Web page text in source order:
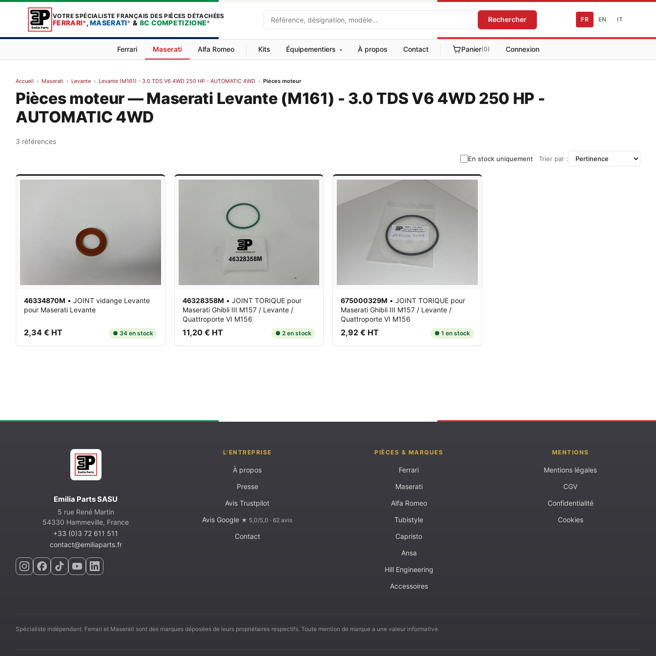
VOTRE SPÉCIALISTE FRANÇAIS DES PIÈCES DÉTACHÉES
FERRARI*,MASERATI* & 8C COMPETIZIONE*
Recherche Rechercher FR EN IT
Ferrari Maserati Alfa Romeo Kits Équipementiers ▾ À propos Contact Panier(0) Connexion
Accueil › Maserati › Levante › Levante (M161) - 3.0 TDS V6 4WD 250 HP - AUTOMATIC 4WD › Pièces moteur
Pièces moteur — Maserati Levante (M161) - 3.0 TDS V6 4WD 250 HP -
AUTOMATIC 4WD
3 références
En stock uniquement Trier par :
46334870M • JOINT vidange Levante
pour Maserati Levante
2,34 € HT ● 34 en stock
46328358M • JOINT TORIQUE pour
Maserati Ghibli III M157 / Levante /
Quattroporte VI M156
11,20 € HT ● 2 en stock
675000329M • JOINT TORIQUE pour
Maserati Ghibli III M157 / Levante /
Quattroporte VI M156
2,92 € HT ● 1 en stock
Emilia Parts SASU
5 rue René Martin
54330 Hammeville, France
+33 (0)3 72 611 511
contact@emiliaparts.fr
L'ENTREPRISE
À propos
Presse
Avis Trustpilot
Avis Google ★ 5,0/5,0 · 62 avis
Contact
PIÈCES & MARQUES
Ferrari
Maserati
Alfa Romeo
Tubistyle
Capristo
Ansa
Hill Engineering
Accessoires
MENTIONS
Mentions légales
CGV
Confidentialité
Cookies
Spécialiste indépendant. Ferrari et Maserati sont des marques déposées de leurs propriétaires respectifs. Toute mention de marque a une valeur informative.